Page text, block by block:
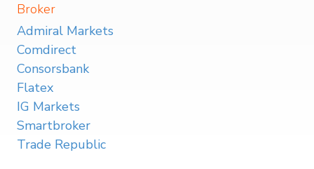
Broker
Admiral Markets
Comdirect
Consorsbank
Flatex
IG Markets
Smartbroker
Trade Republic